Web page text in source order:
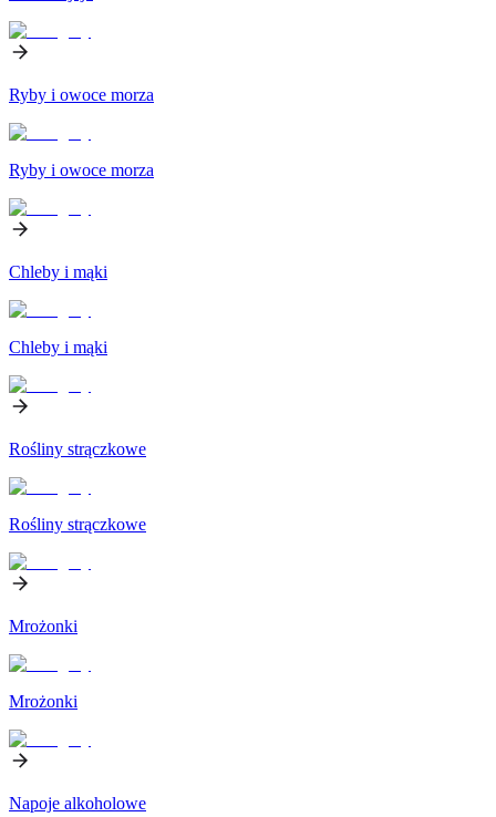
Ryby i owoce morza
Ryby i owoce morza
Chleby i mąki
Chleby i mąki
Rośliny strączkowe
Rośliny strączkowe
Mrożonki
Mrożonki
Napoje alkoholowe